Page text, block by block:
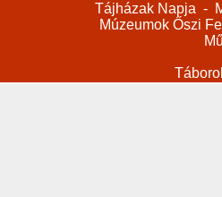
Tájházak Napja -
Múzeumok Őszi